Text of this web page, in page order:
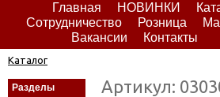
Главная НОВИНКИ
Сотрудничество
Розница
Вакансии
Контакты
Каталог
Разделы Артикул: